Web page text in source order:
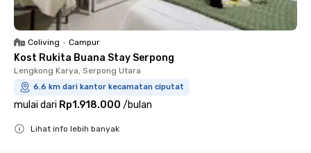
Coliving • Campur
Kost Rukita Buana Stay Serpong
Lengkong Karya, Serpong Utara
6.6 km dari kantor kecamatan ciputat
mulai dari Rp1.918.000 /bulan
Lihat info lebih banyak